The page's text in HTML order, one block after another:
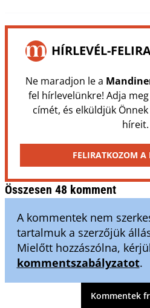
HÍRLEVÉL-
Ne maradjon le a
fel hírlevelünkre! Adja
címét, és elküldjük
híreit.
FELIRATKOZOM A
Összesen 48 komment
A kommentek nem
tartalmuk a szerzőjük
Mielőtt hozzászólna,
kommentszabályzatot.
Kommentek